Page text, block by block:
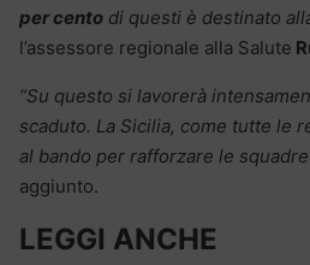
per cento di questi è destinato
l’assessore regionale alla Salute
“Su questo si lavorerà
scaduto. La Sicilia, come tutte le
al bando per rafforzare le
aggiunto.
LEGGI ANCHE